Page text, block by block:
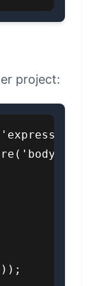
project: